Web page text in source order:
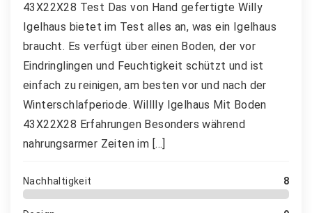
43X22X28 Test Das von Hand gefertigte Willy
Igelhaus bietet im Test alles an, was ein Igelhaus
braucht. Es verfügt über einen Boden, der vor
Eindringlingen und Feuchtigkeit schützt und ist
einfach zu reinigen, am besten vor und nach der
Winterschlafperiode. Willlly Igelhaus Mit Boden
43X22X28 Erfahrungen Besonders während
nahrungsarmer Zeiten im […]
Nachhaltigkeit 8